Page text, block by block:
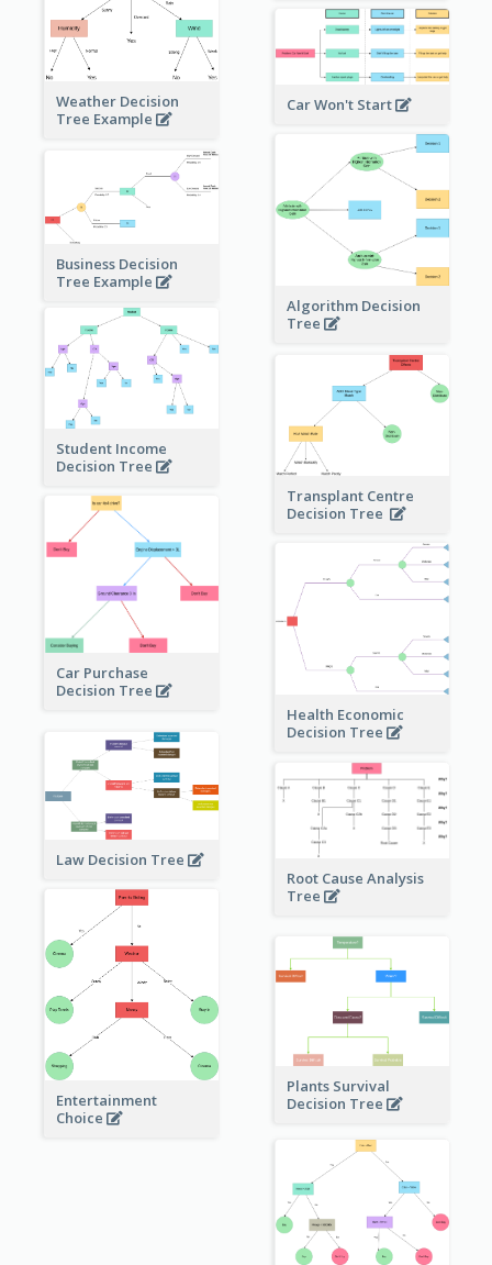
Weather Decision
Tree Example
Car Won't Start
Algorithm Decision
Tree
Business Decision
Tree Example
Student Income
Decision Tree
Transplant Centre
Decision Tree
Car Purchase
Decision Tree
Health Economic
Decision Tree
Law Decision Tree
Root Cause Analysis
Tree
Entertainment
Choice
Plants Survival
Decision Tree